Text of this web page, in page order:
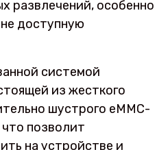
развлечений, особенно
доступную
системой
из жесткого
шустрого eMMC-
позволит
на устройстве и